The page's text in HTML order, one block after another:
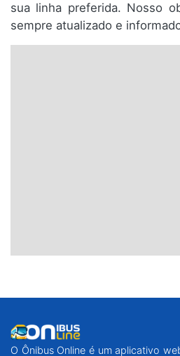
sua linha preferida. Nosso
sempre atualizado e
O Ônibus Online é um aplicativo